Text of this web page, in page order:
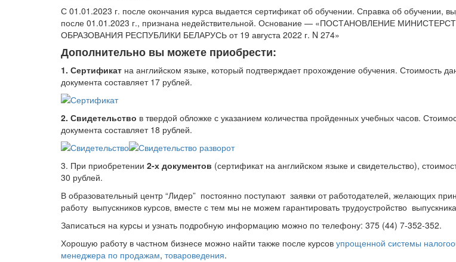
С 01.01.2023 г. после окончания курса выдается сертификат об обучении. Справка об обучении,
после 01.01.2023 г., признана недействительной. Основание — «ПОСТАНОВЛЕНИЕ
ОБРАЗОВАНИЯ РЕСПУБЛИКИ БЕЛАРУСЬ от 19 августа 2022 г. N 274»
Дополнительно вы можете приобрести:
1. Сертификат на английском языке, который подтверждает прохождение обучения. Стоимость
документа составляет 17 рублей.
2. Свидетельство в твердой обложке с указанием количества пройденных учебных часов.
документа составляет 18 рублей.
3. При приобретении 2-х документов (сертификат на английском языке и свидетельство),
30 рублей.
В образовательный центр “Лидер” постоянно поступают заявки от работодателей, желающих
работу выпускников курсов, вместе с тем мы не можем гарантировать трудоустройство
Записаться на курсы и узнать подробную информацию можно по телефону: 375 (44) 7-352-352.
Хорошую работу в частном бизнесе можно найти также после курсов упрощенной системы
менеджера по продажам, товароведения.